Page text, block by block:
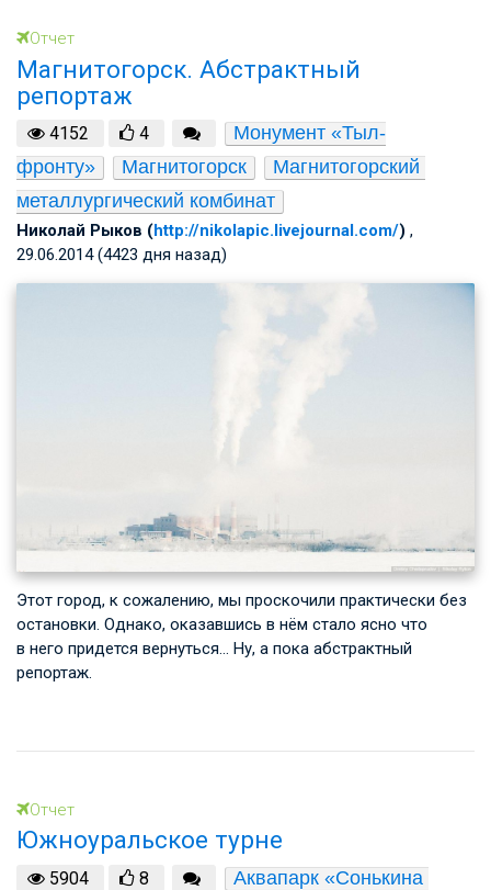
Отчет
Магнитогорск. Абстрактный
репортаж
4152 4
Монумент «Тыл-
фронту»
Магнитогорск
Магнитогорский
металлургический комбинат
Николай Рыков (http://nikolapic.livejournal.com/) ,
29.06.2014 (4423 дня назад)
Этот город, к сожалению, мы проскочили практически без
остановки. Однако, оказавшись в нём стало ясно что
в него придется вернуться… Ну, а пока абстрактный
репортаж.
Отчет
Южноуральское турне
5904 8
Аквапарк «Сонькина